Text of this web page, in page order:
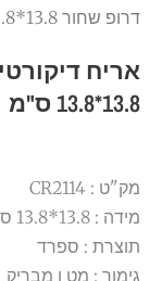
דרופ שחור 13.8*13.8 ס"מ
אריח
13.8*13.8 ס"מ
מק"ט : CR2114
מידה : 13.8*13.8 ס"מ
תוצרת : ספרד
גימור : מט ו מבריק